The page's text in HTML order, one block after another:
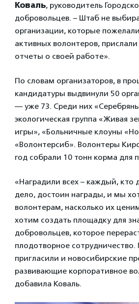
Коваль, руководитель
добровольцев. – Штаб не
организации, которые
активных волонтеров,
отчеты о своей работе».
По словам организаторов, в
кандидатуры выдвинули 50
— уже 73. Среди них
экологическая группа «Живая
игры», «Больничные клоуны
«Волонтерсиб». Волонтеры
год собрали 10 тонн корма для
«Наградили всех – каждый, кто
дело, достоин награды, и мы
волонтерам, насколько их
хотим создать площадку для
добровольцев, которое
плодотворное сотрудничество.
пригласили и новосибирские
развивающие корпоративное
добавила Коваль.